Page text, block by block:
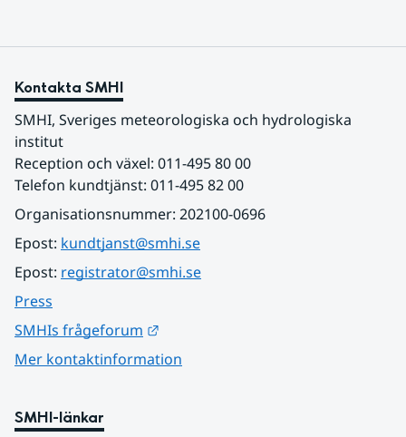
Kontakta SMHI
SMHI, Sveriges meteorologiska och hydrologiska
institut
Reception och växel: 011-495 80 00
Telefon kundtjänst: 011-495 82 00
Organisationsnummer: 202100-0696
Epost: kundtjanst@smhi.se
Epost: registrator@smhi.se
Press
SMHIs frågeforum
Mer kontaktinformation
SMHI-länkar